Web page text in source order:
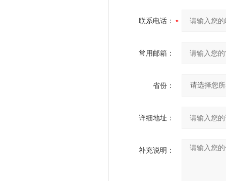
联系电话：
常用邮箱：
省份：
详细地址：
补充说明：